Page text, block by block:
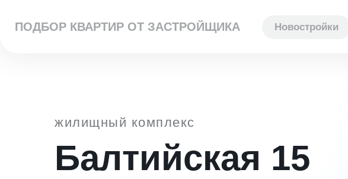
ПОДБОР КВАРТИР ОТ ЗАСТРОЙЩИКА Новостройки
жилищный комплекс
Балтийская 15